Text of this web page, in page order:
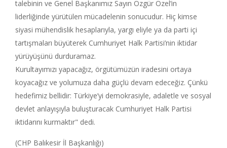
talebinin ve Genel Başkanımız Sayın Özgür Özel’in
liderliğinde yürütülen mücadelenin sonucudur. Hiç kimse
siyasi mühendislik hesaplarıyla, yargı eliyle ya da parti içi
tartışmaları büyüterek Cumhuriyet Halk Partisi’nin iktidar
yürüyüşünü durduramaz.
Kurultayımızı yapacağız, örgütümüzün iradesini ortaya
koyacağız ve yolumuza daha güçlü devam edeceğiz. Çünkü
hedefimiz bellidir: Türkiye’yi demokrasiyle, adaletle ve sosyal
devlet anlayışıyla buluşturacak Cumhuriyet Halk Partisi
iktidarını kurmaktır" dedi.
(CHP Balıkesir İl Başkanlığı)